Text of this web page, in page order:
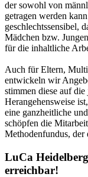
der sowohl von
getragen werden
geschlechtssensibel,
Mädchen bzw.
für die inhaltliche
Auch für Eltern,
entwickeln wir
stimmen diese auf
Herangehensweise
eine ganzheitliche
schöpfen die
Methodenfundus, der
LuCa
erreichbar!